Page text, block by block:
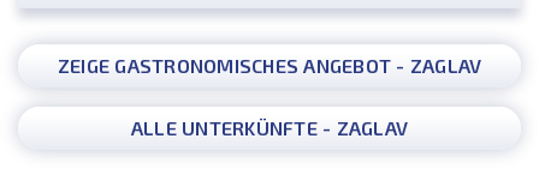
ZEIGE GASTRONOMISCHES ANGEBOT - ZAGLAV
ALLE UNTERKÜNFTE - ZAGLAV